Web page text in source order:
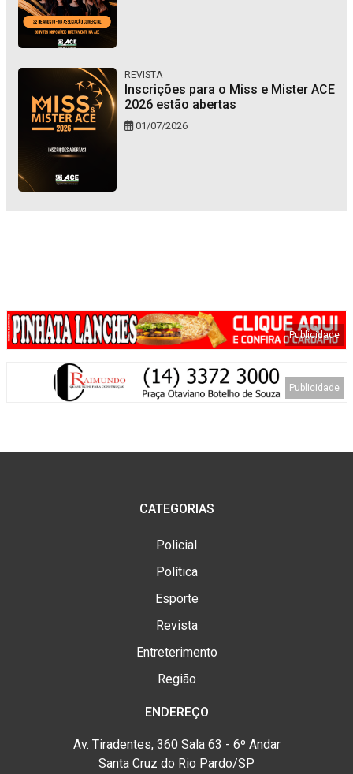
REVISTA
Inscrições para o Miss e Mister ACE
2026 estão abertas
01/07/2026
CATEGORIAS
Policial
Política
Esporte
Revista
Entreterimento
Região
ENDEREÇO
Av. Tiradentes, 360 Sala 63 - 6º Andar
Santa Cruz do Rio Pardo/SP